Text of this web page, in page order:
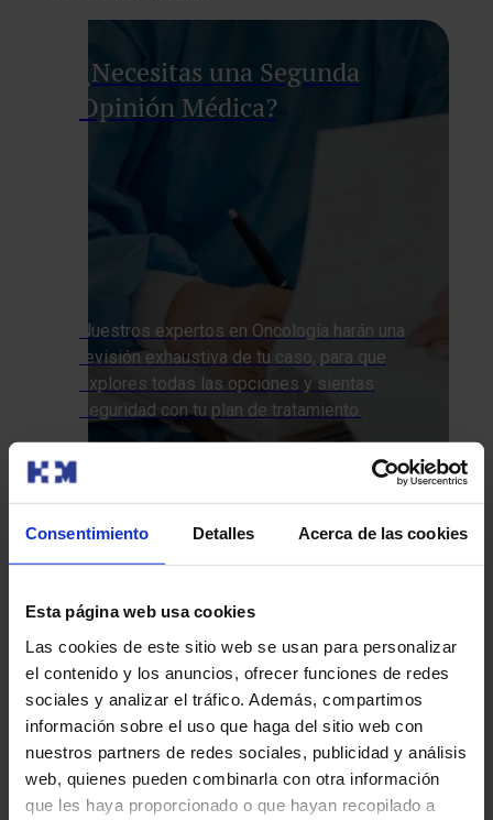
Consentimiento Detalles Acerca de las cookies
Esta página web usa cookies
Las cookies de este sitio web se usan para personalizar
el contenido y los anuncios, ofrecer funciones de redes
sociales y analizar el tráfico. Además, compartimos
información sobre el uso que haga del sitio web con
nuestros partners de redes sociales, publicidad y análisis
web, quienes pueden combinarla con otra información
que les haya proporcionado o que hayan recopilado a
¿Necesitas una Segunda
Opinión Médica?
Nuestros expertos en Oncología harán una
revisión exhaustiva de tu caso, para que
explores todas las opciones y sientas
seguridad con tu plan de tratamiento.
Hospitales?
Pruebas Diagnósticas
Evaluación del historial familiar:recopilación y
análisis detallado de los antecedentes familiares de
cáncer para identificar patrones hereditarios.
Evaluación del riesgo individual:estimación del
riesgo de desarrollar cáncer en función de los